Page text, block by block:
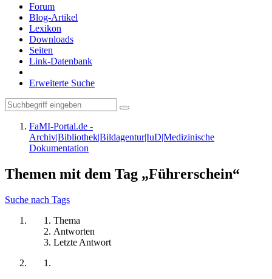
Forum
Blog-Artikel
Lexikon
Downloads
Seiten
Link-Datenbank
Erweiterte Suche
FaMI-Portal.de -
Archiv|Bibliothek|Bildagentur|IuD|Medizinische
Dokumentation
Themen mit dem Tag „Führerschein“
Suche nach Tags
Thema
Antworten
Letzte Antwort